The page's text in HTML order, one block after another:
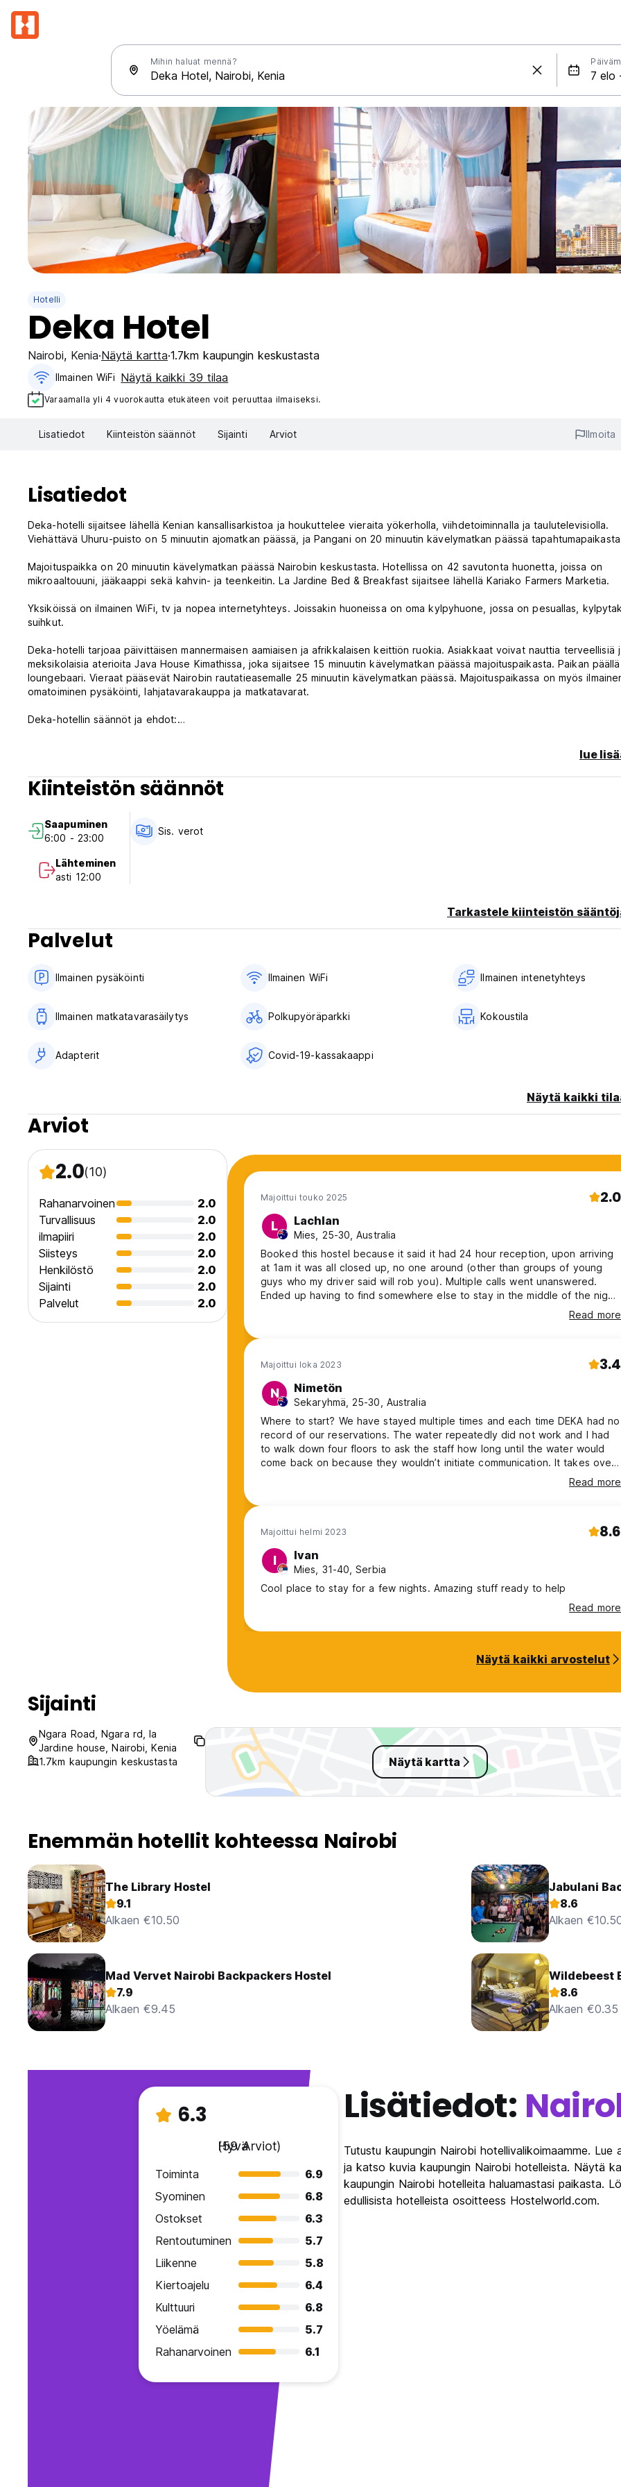
Mihin haluat mennä?
Hotelli
Deka Hotel
Nairobi, Kenia Näytä kartta 1.7km kaupungin keskustasta
Ilmainen WiFi Näytä kaikki 39 tilaa
Varaamalla yli 4 vuorokautta etukäteen voit peruuttaa ilmaiseksi.
Lisatiedot Kiinteistön säännöt Sijainti Arviot Ilmoita
Lisatiedot
Deka-hotelli sijaitsee lähellä Kenian kansallisarkistoa ja houkuttelee vieraita yökerholla, viihdetoiminnalla ja taulutelevisiolla.
Viehättävä Uhuru-puisto on 5 minuutin ajomatkan päässä, ja Pangani on 20 minuutin kävelymatkan päässä
Majoituspaikka on 20 minuutin kävelymatkan päässä Nairobin keskustasta. Hotellissa on 42 savutonta huonetta, joissa on
mikroaaltouuni, jääkaappi sekä kahvin- ja teenkeitin. La Jardine Bed & Breakfast sijaitsee lähellä Kariako Farmers Marketia.
Yksiköissä on ilmainen WiFi, tv ja nopea internetyhteys. Joissakin huoneissa on oma kylpyhuone, jossa on pesuallas,
suihkut.
Deka-hotelli tarjoaa päivittäisen mannermaisen aamiaisen ja afrikkalaisen keittiön ruokia. Asiakkaat voivat nauttia terveellisiä
meksikolaisia ​​aterioita Java House Kimathissa, joka sijaitsee 15 minuutin kävelymatkan päässä majoituspaikasta. Paikan
loungebaari. Vieraat pääsevät Nairobin rautatieasemalle 25 minuutin kävelymatkan päässä. Majoituspaikassa on myös
omatoiminen pysäköinti, lahjatavarakauppa ja matkatavarat.
Deka-hotellin säännöt ja ehdot:
Sisäänkirjautuminen klo 06.00-23.00 .
Uloskirjautuminen klo 06.00-11.00.
Verot sisältyvät.
Aamiainen ei sisälly hintaan - 5 USD per henkilö per päivä.
Yleistä:
24 tunnin vastaanotto.
lue
Kiinteistön säännöt
Saapuminen
6:00 - 23:00
Lähteminen
asti 12:00
Sis. verot
Tarkastele kiinteistön
Palvelut
Ilmainen pysäköinti Ilmainen WiFi Ilmainen intenetyhteys
Ilmainen matkatavarasäilytys Polkupyöräparkki Kokoustila
Adapterit Covid-19-kassakaappi
Näytä kaikki
Arviot
2.0(10)
Rahanarvoinen
2.0
Turvallisuus
2.0
ilmapiiri
2.0
Siisteys
2.0
Henkilöstö
2.0
Sijainti
2.0
Palvelut
2.0
Majoittui touko 2025 2.0
L Lachlan
Mies, 25-30, Australia
Booked this hostel because it said it had 24 hour reception, upon arriving
at 1am it was all closed up, no one around (other than groups of young
guys who my driver said will rob you). Multiple calls went unanswered.
Ended up having to find somewhere else to stay in the middle of the night
Read more
Majoittui loka 2023 3.4
N Nimetön
Sekaryhmä, 25-30, Australia
Where to start? We have stayed multiple times and each time DEKA had no
record of our reservations. The water repeatedly did not work and I had
to walk down four floors to ask the staff how long until the water would
come back on because they wouldn’t initiate communication. It takes over
an hour for the restaurant to bring you plain bread or chips and another
Read more
Majoittui helmi 2023 8.6
I Ivan
Mies, 31-40, Serbia
Cool place to stay for a few nights. Amazing stuff ready to help
Read more
Näytä kaikki arvostelut
Sijainti
Ngara Road, Ngara rd, la
Jardine house, Nairobi, Kenia
1.7km kaupungin keskustasta
Näytä kartta
Enemmän hotellit kohteessa Nairobi
The Library Hostel
9.1
Alkaen €10.50
Jabulani
8.6
Alkaen
Mad Vervet Nairobi Backpackers Hostel
7.9
Alkaen €9.45
Wildebeest
8.6
Alkaen €0.35
6.3
Hyvä
(59 Arviot)
Toiminta
6.9
Syominen
6.8
Ostokset
6.3
Rentoutuminen
5.7
Liikenne
5.8
Kiertoajelu
6.4
Kulttuuri
6.8
Yöelämä
5.7
Rahanarvoinen
6.1
Lisätiedot:
Tutustu kaupungin Nairobi hotellivalikoimaamme.
ja katso kuvia kaupungin Nairobi hotelleista. Näytä
kaupungin Nairobi hotelleita haluamastasi paikasta.
edullisista hotelleista osoitteess Hostelworld.com.